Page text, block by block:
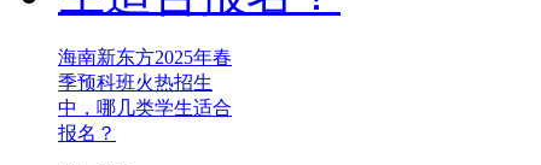
海南新东方2025年春
季预科班火热招生
中，哪几类学生适合
报名？